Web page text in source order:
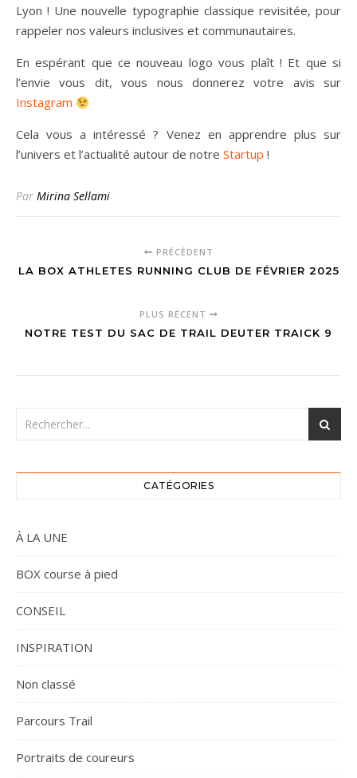
Lyon ! Une nouvelle typographie classique revisitée, pour
rappeler nos valeurs inclusives et communautaires.
En espérant que ce nouveau logo vous plaît ! Et que si
l’envie vous dit, vous nous donnerez votre avis sur
Instagram
Cela vous a intéressé ? Venez en apprendre plus sur
l’univers et l’actualité autour de notre Startup !
Par Mirina Sellami
PRÉCÉDENT
LA BOX ATHLETES RUNNING CLUB DE FÉVRIER 2025
PLUS RÉCENT
NOTRE TEST DU SAC DE TRAIL DEUTER TRAICK 9
CATÉGORIES
À LA UNE
BOX course à pied
CONSEIL
INSPIRATION
Non classé
Parcours Trail
Portraits de coureurs